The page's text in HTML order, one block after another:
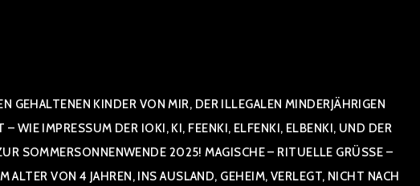
GEHALTENEN KINDER VON MIR, DER ILLEGALEN MINDERJÄHRIGEN
WIE IMPRESSUM DER IOKI, KI, FEENKI, ELFENKI, ELBENKI, UND DER
SOMMERSONNENWENDE 2025! MAGISCHE – RITUELLE GRÜSSE – GR
VON 4 JAHREN, INS AUSLAND, GEHEIM, VERLEGT, NICHT NACH SPA